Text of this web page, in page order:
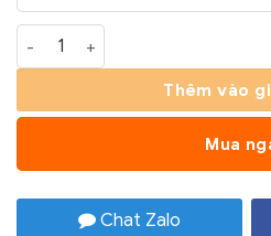
Tranh Phòng Khách Nghệ
Thêm vào
Mua
Chat Zalo